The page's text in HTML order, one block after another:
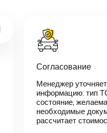
Согласование
Менеджер уточняет
информацию: тип
состояние,
необходимые
рассчитает